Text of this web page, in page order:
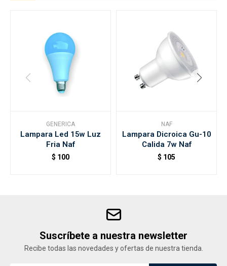
GENERICA
Lampara Led 15w Luz
Fria Naf
$ 100
NAF
Lampara Dicroica Gu-10
Calida 7w Naf
$ 105
Suscríbete a nuestra newsletter
Recibe todas las novedades y ofertas de nuestra tienda.